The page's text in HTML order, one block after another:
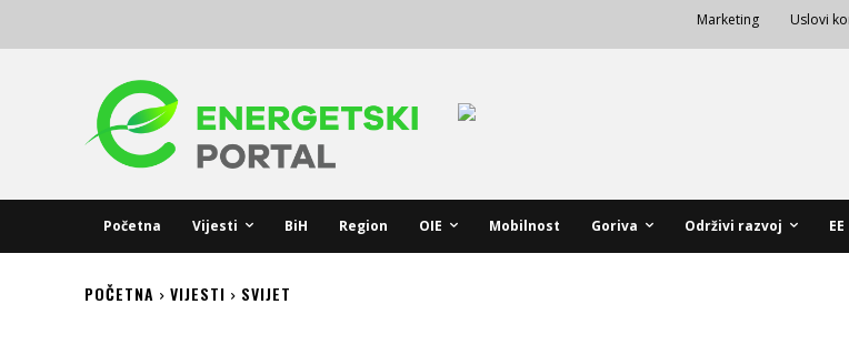
Marketing Uslovi
Početna Vijesti BiH Region OIE Mobilnost Goriva Održivi razvoj EE
POČETNA VIJESTI SVIJET